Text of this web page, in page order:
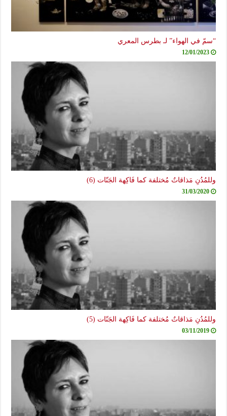
“سمّ في الهواء” لـ بطرس المعري
12/01/2023
وللمُدُنِ مَذاقاتٌ مُختلفة كما فَاكِهة الجَنّات (6)
31/03/2020
وللمُدُنِ مَذاقاتٌ مُختلفة كما فَاكِهة الجَنّات (5)
03/11/2019